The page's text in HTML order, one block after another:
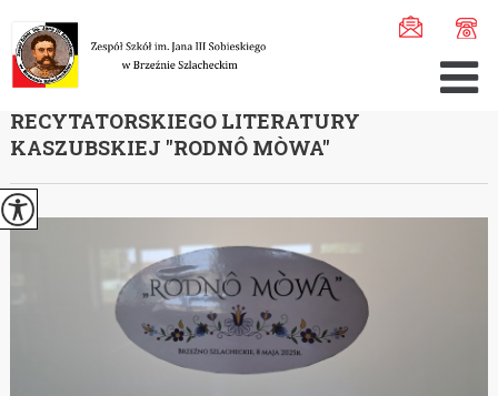
Gminne eliminacje 54 ...
GMINNE ELIMINACJE 54. KONKURSU
RECYTATORSKIEGO LITERATURY
KASZUBSKIEJ ''RODNÔ MÒWA''